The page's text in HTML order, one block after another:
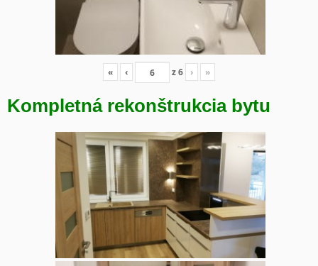
« ‹ z6 › »
Kompletná rekonštrukcia bytu